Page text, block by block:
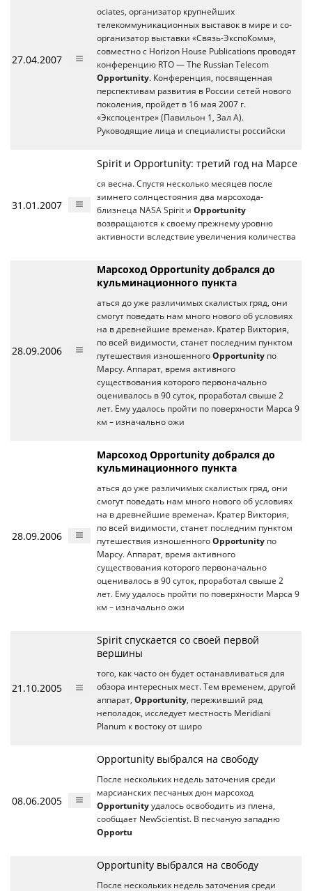
27.04.2007
ociates, организатор крупнейших
телекоммуникационных выставок в мире и со-
организатор выставки «Связь-ЭкспоКомм»,
cовместно c Horizon House Publications проводят
конференцию RTO — The Russian Telecom
Opportunity. Конференция, посвященная
перспективам развития в России сетей нового
поколения, пройдет в 16 мая 2007 г.
«Экспоцентре» (Павильон 1, Зал А).
Руководящие лица и специалисты российски
31.01.2007
Spirit и Opportunity: третий год на Марсе
ся весна. Спустя несколько месяцев после
зимнего солнцестояния два марсохода-
близнеца NASA Spirit и Opportunity
возвращаются к своему прежнему уровню
активности вследствие увеличения количества
28.09.2006
Марсоход Opportunity добрался до
кульминационного пункта
аться до уже различимых скалистых гряд, они
смогут поведать нам много нового об условиях
на в древнейшие времена». Кратер Виктория,
по всей видимости, станет последним пунктом
путешествия изношенного Opportunity по
Марсу. Аппарат, время активного
существования которого первоначально
оценивалось в 90 суток, проработал свыше 2
лет. Ему удалось пройти по поверхности Марса 9
км – изначально ожи
28.09.2006
Марсоход Opportunity добрался до
кульминационного пункта
аться до уже различимых скалистых гряд, они
смогут поведать нам много нового об условиях
на в древнейшие времена». Кратер Виктория,
по всей видимости, станет последним пунктом
путешествия изношенного Opportunity по
Марсу. Аппарат, время активного
существования которого первоначально
оценивалось в 90 суток, проработал свыше 2
лет. Ему удалось пройти по поверхности Марса 9
км – изначально ожи
21.10.2005
Spirit спускается со своей первой
вершины
того, как часто он будет останавливаться для
обзора интересных мест. Тем временем, другой
аппарат, Opportunity , переживший ряд
неполадок, исследует местность Meridiani
Planum к востоку от широ
08.06.2005
Opportunity выбрался на свободу
После нескольких недель заточения среди
марсианских песчаных дюн марсоход
Opportunity удалось освободить из плена,
сообщает NewScientist. В песчаную западню
Opportu
Opportunity выбрался на свободу
После нескольких недель заточения среди